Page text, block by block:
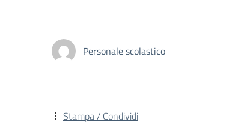
Personale scolastico
Stampa / Condividi